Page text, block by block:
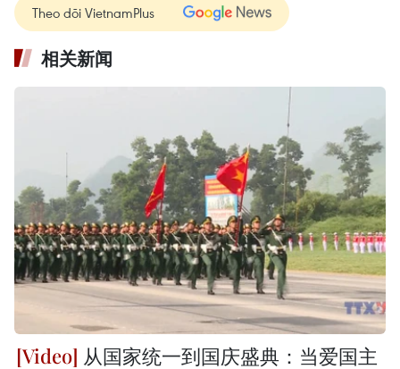
Theo dõi VietnamPlus
相关新闻
从国家统一到国庆盛典：当爱国主